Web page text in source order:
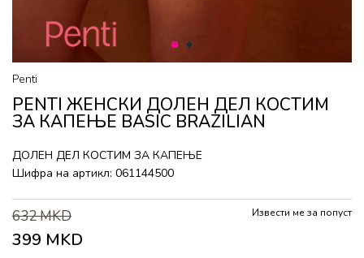
1 2
Penti
PENTI ЖЕНСКИ ДОЛЕН ДЕЛ КОСТИМ
ЗА КАПЕЊЕ BASIC BRAZILIAN
ДОЛЕН ДЕЛ КОСТИМ ЗА КАПЕЊЕ
Шифра на артикл: 061144500
632MKD
399 MKD
Извести ме за попуст